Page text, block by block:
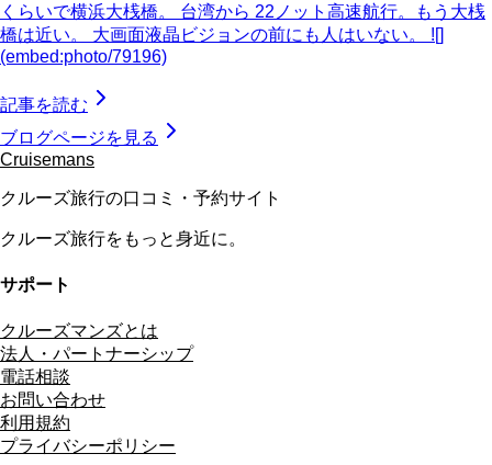
くらいで横浜大桟橋。 台湾から 22ノット高速航行。もう大桟
橋は近い。 大画面液晶ビジョンの前にも人はいない。 ![]
(embed:photo/79196)
記事を読む
ブログページを見る
Cruisemans
クルーズ旅行の口コミ・予約サイト
クルーズ旅行をもっと身近に。
サポート
クルーズマンズとは
法人・パートナーシップ
電話相談
お問い合わせ
利用規約
プライバシーポリシー